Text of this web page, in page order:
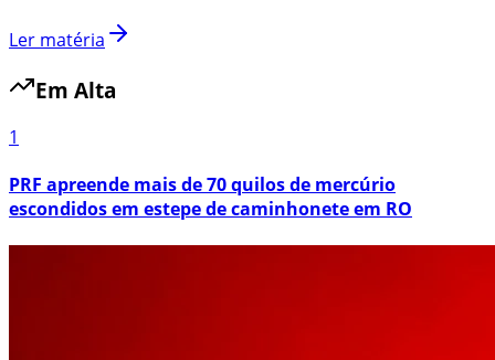
Ler matéria
Em Alta
1
PRF apreende mais de 70 quilos de mercúrio
escondidos em estepe de caminhonete em RO